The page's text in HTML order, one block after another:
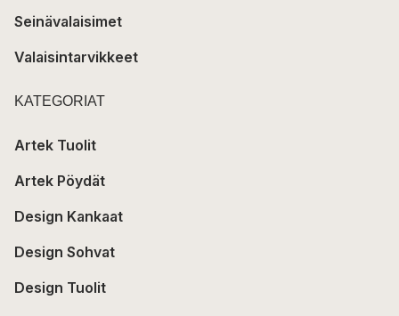
Seinävalaisimet
Valaisintarvikkeet
KATEGORIAT
Artek Tuolit
Artek Pöydät
Design Kankaat
Design Sohvat
Design Tuolit